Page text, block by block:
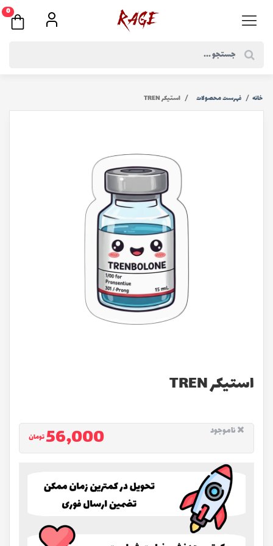
0
خانه فهرست محصولات استیکر TREN
استیکر TREN
ناموجود 56,000تومان